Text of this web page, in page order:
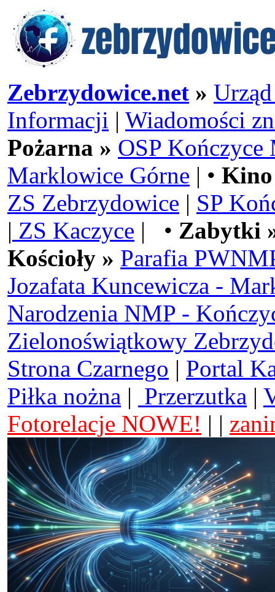
Zebrzydowice.net »
Informacji | Wiadomości
Pożarna » OSP Kończyce
Marklowice Górne | •
ZS Zebrzydowice | SP
| ZS Kaczyce | • Zabytki
Kościoły » Parafia
Jozafata Kuncewicza -
Narodzenia NMP -
Zielonoświątkowy
Strona Czarnego | Portal
Piłka nożna | Przerzutka |
Fotorelacje NOWE! | |